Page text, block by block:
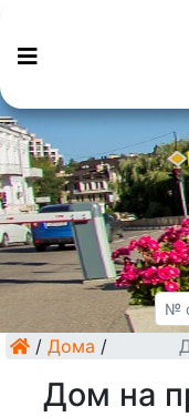
/ Дома /
Дом на